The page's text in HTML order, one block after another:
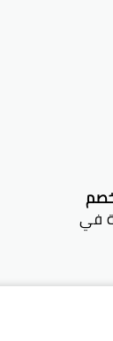
في